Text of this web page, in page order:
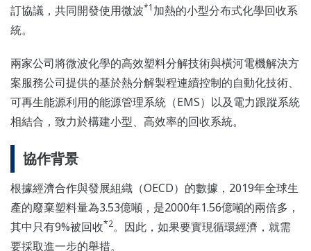
訂協議，共同開發使用微波*1 加熱的小型分布式化學回收系
統。
兩家公司將微波化學的高效塑料分解技術與橫河電機解決方
案服務公司提供的基於熱分解製程連續控制的自動化技術、
可再生能源利用的能源管理系統（EMS）以及電力跟蹤系統
相結合，致力於構建小型、高效率的回收系統。
協作背景
根據經濟合作與發展組織（OECD）的數據，2019年全球生
產的廢棄塑料量為3.53億噸，是2000年1.56億噸的兩倍多，
其中只有9%被回收*2。因此，如果要實現循環經濟，就需
要採取進一步的舉措。